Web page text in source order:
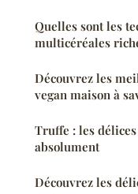
Quelles sont les
multicéréales
Découvrez les
vegan maison à
Truffe : les
absolument
Découvrez les